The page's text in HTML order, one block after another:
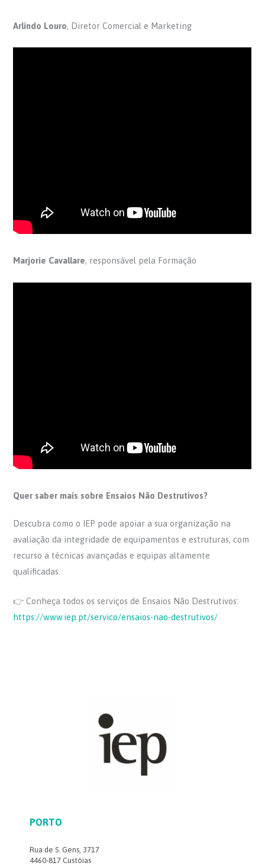
Arlindo Louro, Diretor Comercial e Marketing
Marjorie Cavallare, responsável pela Formação
Quer saber mais sobre Ensaios Não Destrutivos?
Descubra como o IEP pode apoiar a sua organização na
avaliação da integridade de equipamentos e estruturas, com
recurso a técnicas avançadas e equipas altamente
qualificadas.
👉 Conheça todos os serviços de Ensaios Não Destrutivos:
https://www.iep.pt/servico/ensaios-nao-destrutivos/
PORTO
Rua de S. Gens, 3717
4460-817 Custóias